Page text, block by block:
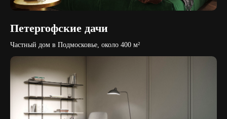
Петергофские дачи
Частный дом в Подмосковье, около 400 м²